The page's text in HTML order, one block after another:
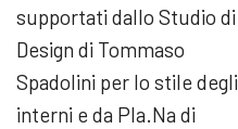
supportati dallo Studio di
Design di Tommaso
Spadolini per lo stile degli
interni e da Pla.Na di